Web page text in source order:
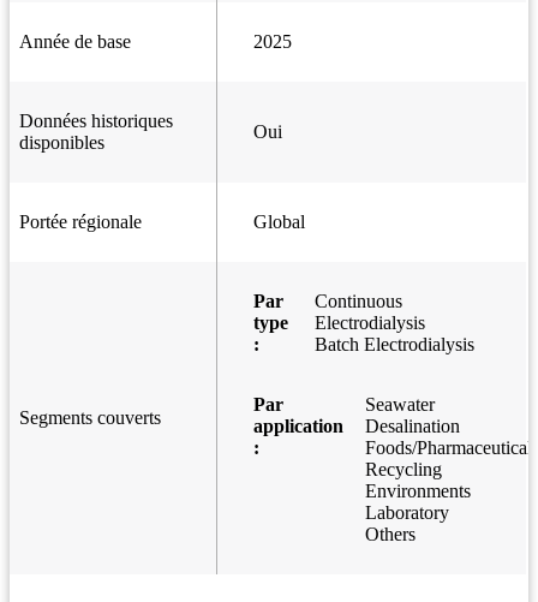
Année de base 2025
Données historiques
disponibles
Oui
Portée régionale Global
Segments couverts
Par
type
:
Continuous
Electrodialysis
Batch Electrodialysis
Par
application
:
Seawater
Desalination
Foods/Pharmaceutical
Recycling
Environments
Laboratory
Others